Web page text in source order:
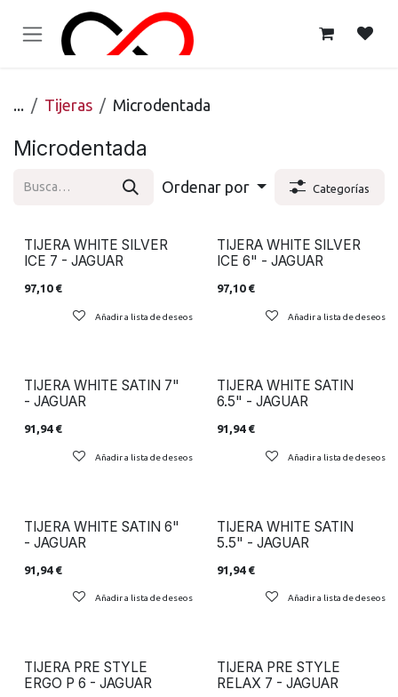
... Tijeras Microdentada
Microdentada
Ordenar por Categorías
TIJERA WHITE SILVER
ICE 7 - JAGUAR
97,10€
Añadir a lista de deseos
TIJERA WHITE SILVER
ICE 6" - JAGUAR
97,10€
Añadir a lista de deseos
TIJERA WHITE SATIN 7"
- JAGUAR
91,94€
Añadir a lista de deseos
TIJERA WHITE SATIN
6.5" - JAGUAR
91,94€
Añadir a lista de deseos
TIJERA WHITE SATIN 6"
- JAGUAR
91,94€
Añadir a lista de deseos
TIJERA WHITE SATIN
5.5" - JAGUAR
91,94€
Añadir a lista de deseos
TIJERA PRE STYLE
ERGO P 6 - JAGUAR
TIJERA PRE STYLE
RELAX 7 - JAGUAR